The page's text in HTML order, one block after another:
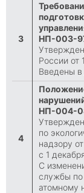
3
НП-003-
России от
Введены в
4
НП-004-
по
надзору
с 1
С
службы по
атомному